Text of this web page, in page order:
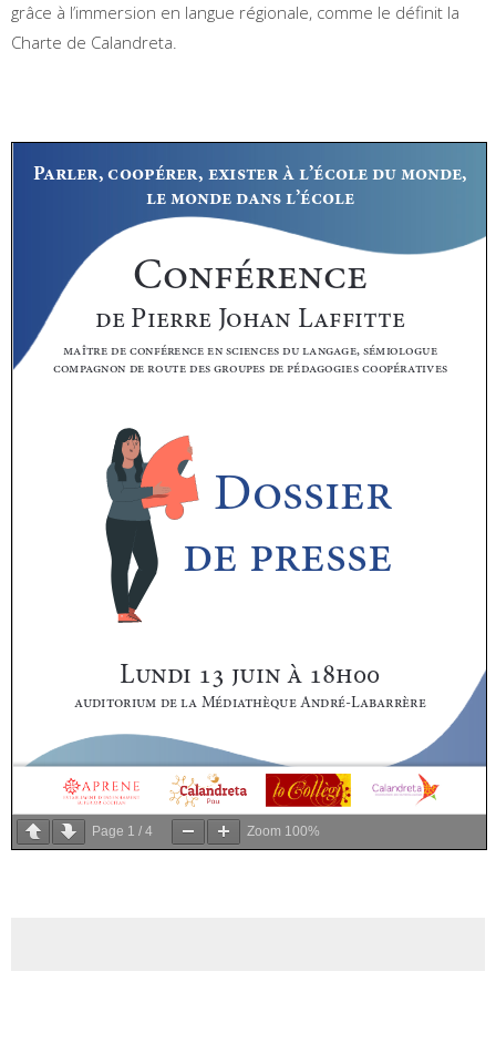
grâce à l’immersion en langue régionale, comme le définit la
Charte de Calandreta.
Page 1 / 4 Zoom 100%